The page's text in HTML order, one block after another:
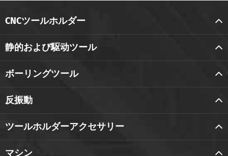
CNCツールホルダー
静的および駆动ツール
ボーリングツール
反振動
ツールホルダーアクセサリー
マシン